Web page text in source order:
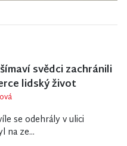
svědci zachránili
lidský život
se odehrály v ulici
na ze...